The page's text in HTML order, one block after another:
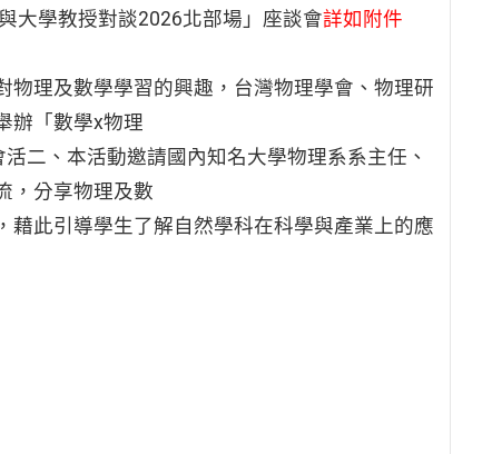
大學教授對談2026北部場」座談會詳如附件
理及數學學習的興趣，台灣物理學會、物理研
辦「數學x物理
二、本活動邀請國內知名大學物理系系主任、
，分享物理及數
此引導學生了解自然學科在科學與產業上的應